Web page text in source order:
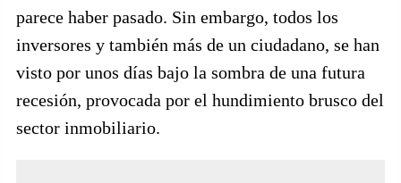
parece haber pasado. Sin embargo, todos los
inversores y también más de un ciudadano, se han
visto por unos días bajo la sombra de una futura
recesión, provocada por el hundimiento brusco del
sector inmobiliario.